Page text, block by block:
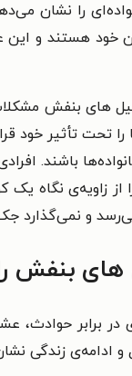
را نشان
خود هستند و این
های بنفش
را تحت تأثیر
باشند.
را از زاویه‌ی
و نمی‌گذارد جک
بنفش
برابر
و ادامه‌ی زندگی